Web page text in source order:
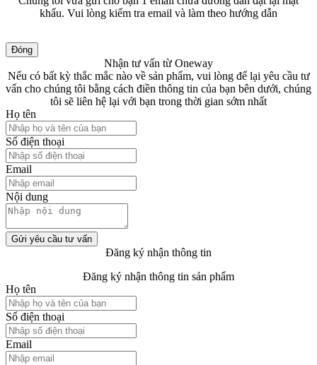
khẩu. Vui lòng kiểm tra email và làm theo hướng dẫn
Đóng
Nhận tư vấn từ Oneway
Nếu có bất kỳ thắc mắc nào về sản phẩm, vui lòng để lại yêu cầu tư
vấn cho chúng tôi bằng cách điền thông tin của bạn bên dưới, chúng
tôi sẽ liên hệ lại với bạn trong thời gian sớm nhất
Họ tên
Số điện thoại
Email
Nội dung
Gửi yêu cầu tư vấn
Đăng ký nhận thông tin
Đăng ký nhận thông tin sản phẩm
Họ tên
Số điện thoại
Email